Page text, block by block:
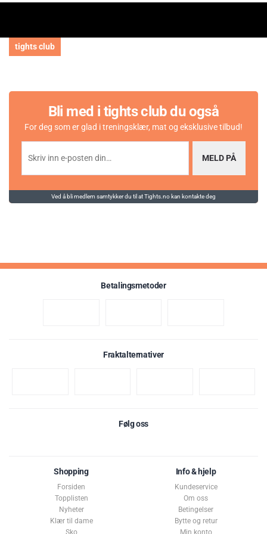
tights club
Bli med i tights club du også
For deg som er glad i treningsklær, mat og eksklusive tilbud!
MELD PÅ
Ved å bli medlem samtykker du til at Tights.no kan kontakte deg
Betalingsmetoder
Fraktalternativer
Følg oss
Shopping
Forsiden
Topplisten
Nyheter
Klær til dame
Info & hjelp
Kundeservice
Om oss
Betingelser
Bytte og retur